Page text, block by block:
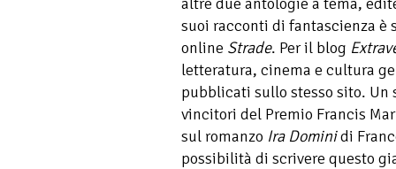
suoi racconti di fantascienza
online Strade. Per il blog
letteratura, cinema e cultura
pubblicati sullo stesso sito. Un
vincitori del Premio Francis
sul romanzo Ira Dominidi
possibilità di scrivere questo